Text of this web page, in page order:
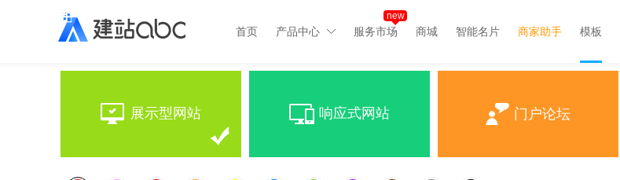
首页 产品中心 服务市场
new
商城 智能名片 商家助手 模板
展示型网站 响应式网站 门户论坛